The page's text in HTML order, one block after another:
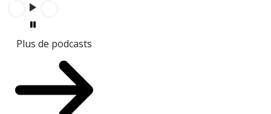
Plus de podcasts